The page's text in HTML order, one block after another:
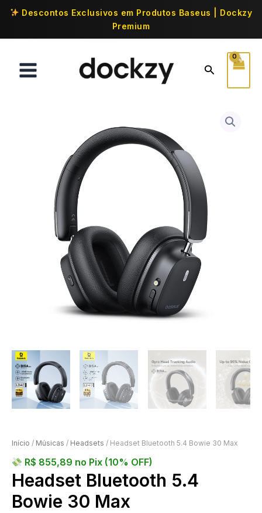
Descontos Exclusivos em Produtos Baseus | Dockzy
Premium
Início / Músicas / Headsets / Headset Bluetooth 5.4 Bowie 30 Max
R$ 855,89 no Pix (10% OFF)
Headset Bluetooth 5.4
Bowie 30 Max